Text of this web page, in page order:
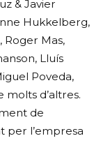
& Javier
Hukkelberg,
Roger Mas,
Lluís
Poveda,
molts d’altres.
de
per l’empresa